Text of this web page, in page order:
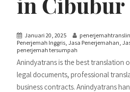
Januari 20, 2025
Penerjemah Inggris Jasa Penerjemahan
penerjemah tersumpah
Anindyatrans is the best translation
legal documents, professional
business contracts. Anindyatrans